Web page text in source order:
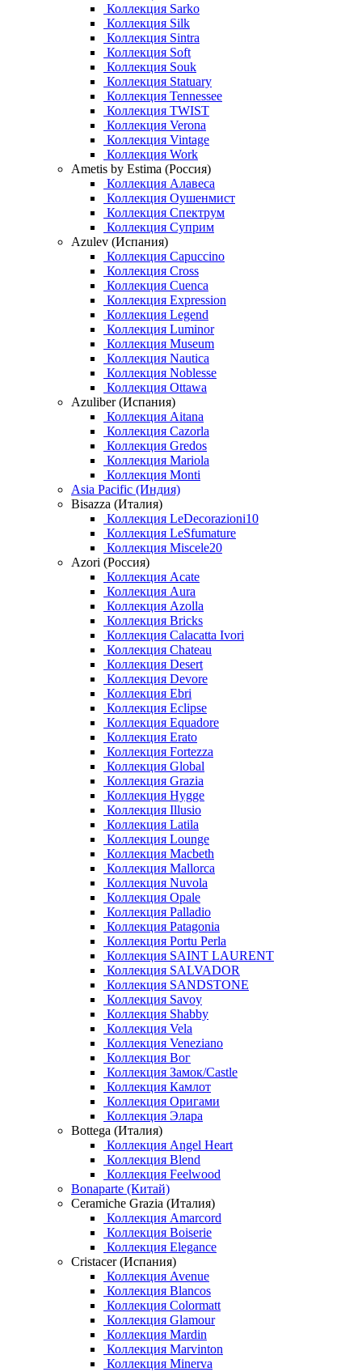
Коллекция Sarko
Коллекция Silk
Коллекция Sintra
Коллекция Soft
Коллекция Souk
Коллекция Statuary
Коллекция Tennessee
Коллекция TWIST
Коллекция Verona
Коллекция Vintage
Коллекция Work
Ametis by Estima (Россия)
Коллекция Алавеса
Коллекция Оушенмист
Коллекция Спектрум
Коллекция Суприм
Azulev (Испания)
Коллекция Capuccino
Коллекция Cross
Коллекция Cuenca
Коллекция Expression
Коллекция Legend
Коллекция Luminor
Коллекция Museum
Коллекция Nautica
Коллекция Noblesse
Коллекция Ottawa
Azuliber (Испания)
Коллекция Aitana
Коллекция Cazorla
Коллекция Gredos
Коллекция Mariola
Коллекция Monti
Asia Pacific (Индия)
Bisazza (Италия)
Коллекция LeDecorazioni10
Коллекция LeSfumature
Коллекция Miscele20
Azori (Россия)
Коллекция Acate
Коллекция Aura
Коллекция Azolla
Коллекция Bricks
Коллекция Calacatta Ivori
Коллекция Chateau
Коллекция Desert
Коллекция Devore
Коллекция Ebri
Коллекция Eclipse
Коллекция Equadore
Коллекция Erato
Коллекция Fortezza
Коллекция Global
Коллекция Grazia
Коллекция Hygge
Коллекция Illusio
Коллекция Latila
Коллекция Lounge
Коллекция Macbeth
Коллекция Mallorca
Коллекция Nuvola
Коллекция Opale
Коллекция Palladio
Коллекция Patagonia
Коллекция Portu Perla
Коллекция SAINT LAURENT
Коллекция SALVADOR
Коллекция SANDSTONE
Коллекция Savoy
Коллекция Shabby
Коллекция Vela
Коллекция Veneziano
Коллекция Вог
Коллекция Замок/Castle
Коллекция Камлот
Коллекция Оригами
Коллекция Элара
Bottega (Италия)
Коллекция Angel Heart
Коллекция Blend
Коллекция Feelwood
Bonaparte (Китай)
Ceramiche Grazia (Италия)
Коллекция Amarcord
Коллекция Boiserie
Коллекция Elegance
Cristacer (Испания)
Коллекция Avenue
Коллекция Blancos
Коллекция Colormatt
Коллекция Glamour
Коллекция Mardin
Коллекция Marvinton
Коллекция Minerva